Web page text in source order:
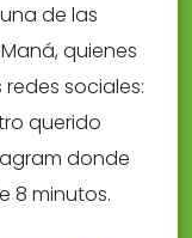
de las
quienes
sociales:
querido
donde
8 minutos.